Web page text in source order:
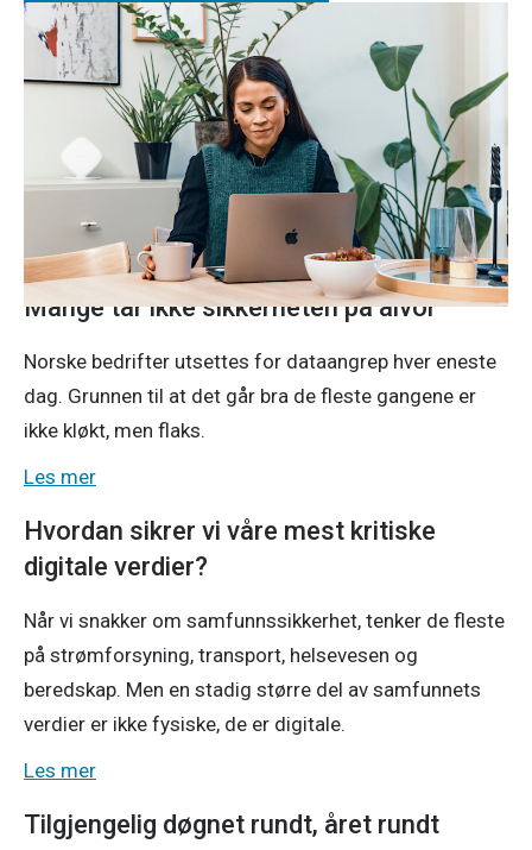
Les våre tips og hør hva kundene
sier
Mange tar ikke sikkerheten på alvor
Norske bedrifter utsettes for dataangrep hver eneste
dag. Grunnen til at det går bra de fleste gangene er
ikke kløkt, men flaks.
Les mer
Hvordan sikrer vi våre mest kritiske
digitale verdier?
Når vi snakker om samfunnssikkerhet, tenker de fleste
på strømforsyning, transport, helsevesen og
beredskap. Men en stadig større del av samfunnets
verdier er ikke fysiske, de er digitale.
Les mer
Tilgjengelig døgnet rundt, året rundt